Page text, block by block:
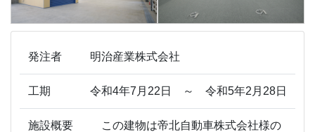
発注者 明治産業株式会社
工期 令和4年7月22日 ～ 令和5年2月28日
施設概要
この建物は帝北自動車株式会社様の